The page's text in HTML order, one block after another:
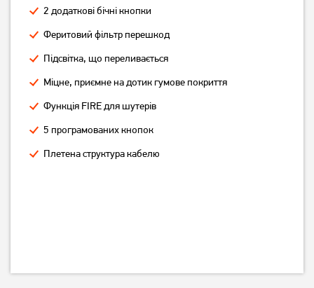
Миша ігрова A4Tech XL-
750BK-B USB Black
(4711421758925)
999
2 додаткові бічні кнопки
Феритовий фільтр перешкод
Підсвітка, що переливається
Міцне, приємне на дотик гумове покриття
Функція FIRE для шутерів
5 програмованих кнопок
Плетена структура кабелю